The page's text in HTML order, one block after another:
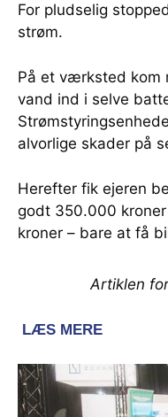
For pludselig
strøm.
På et værksted kom
vand ind i selve
alvorlige skader på
Herefter fik ejeren
godt 350.000
kroner – bare at få
Artiklen